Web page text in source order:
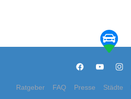
Ratgeber FAQ Presse Städte